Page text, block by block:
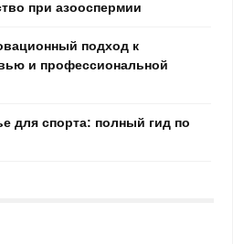
при азооспермии
подход к
и профессиональной
для спорта: полный гид по